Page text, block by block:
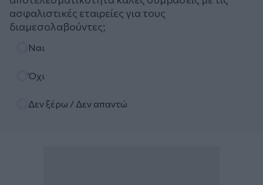
ασφαλιστικές εταιρείες για τους
διαμεσολαβούντες;
Ναι
Όχι
Δεν ξέρω / Δεν απαντώ